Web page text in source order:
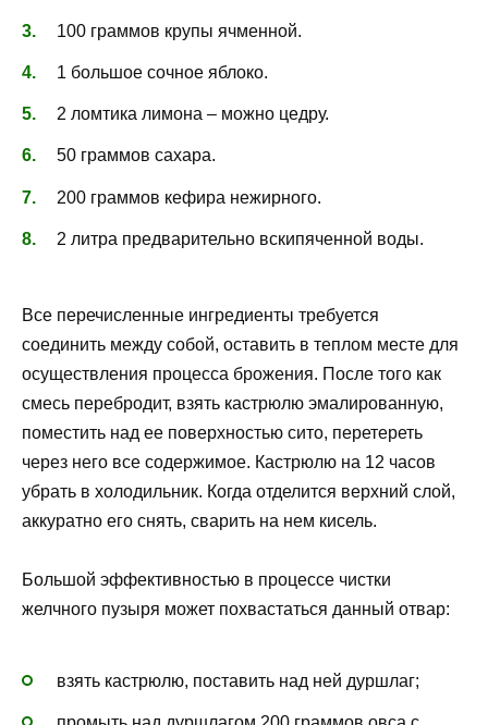
100 граммов крупы ячменной.
1 большое сочное яблоко.
2 ломтика лимона – можно цедру.
50 граммов сахара.
200 граммов кефира нежирного.
2 литра предварительно вскипяченной воды.
Все перечисленные ингредиенты требуется
соединить между собой, оставить в теплом месте для
осуществления процесса брожения. После того как
смесь перебродит, взять кастрюлю эмалированную,
поместить над ее поверхностью сито, перетереть
через него все содержимое. Кастрюлю на 12 часов
убрать в холодильник. Когда отделится верхний слой,
аккуратно его снять, сварить на нем кисель.
Большой эффективностью в процессе чистки
желчного пузыря может похвастаться данный отвар:
взять кастрюлю, поставить над ней дуршлаг;